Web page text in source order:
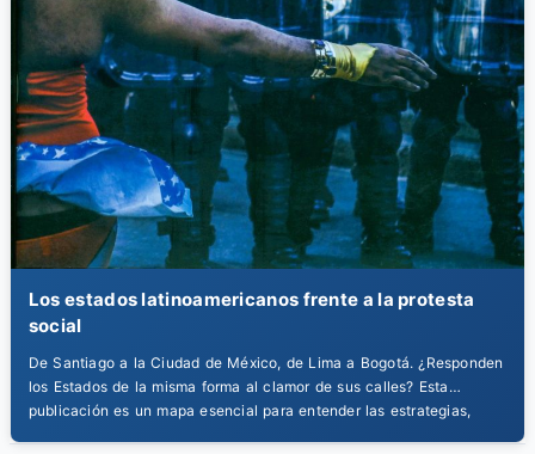
Los estados latinoamericanos frente a la protesta
social
De Santiago a la Ciudad de México, de Lima a Bogotá. ¿Responden
los Estados de la misma forma al clamor de sus calles? Esta
publicación es un mapa esencial para entender las estrategias,